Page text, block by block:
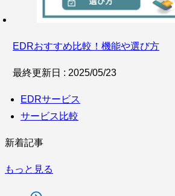
EDRおすすめ比較！機能や選び方
最終更新日 : 2025/05/23
EDRサービス
サービス比較
新着記事
もっと見る